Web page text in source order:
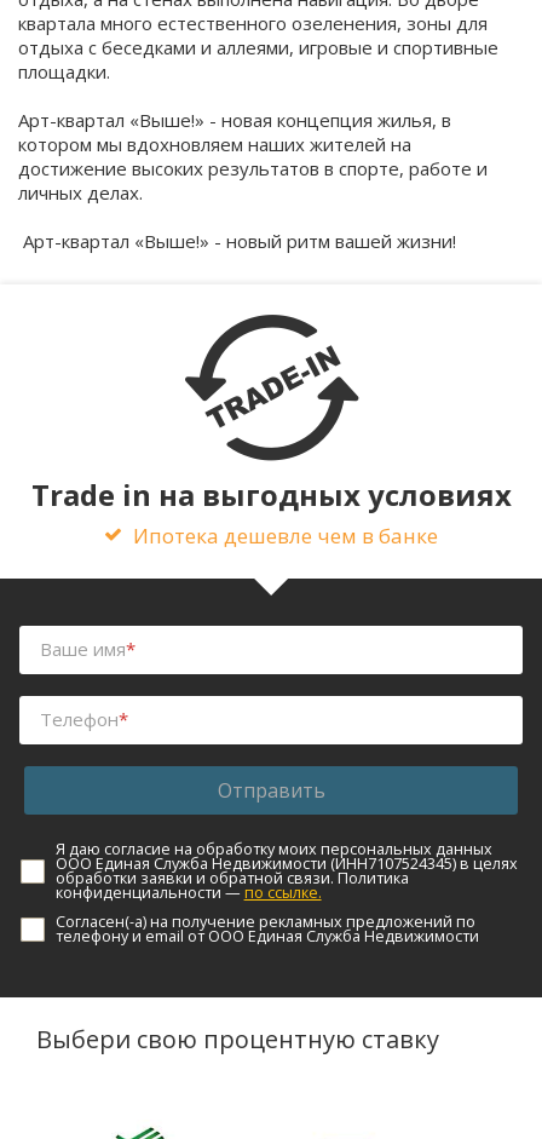
квартала много естественного озеленения, зоны для
отдыха с беседками и аллеями, игровые и спортивные
площадки.
Арт-квартал «Выше!» - новая концепция жилья, в
котором мы вдохновляем наших жителей на
достижение высоких результатов в спорте, работе и
личных делах.
Арт-квартал «Выше!» - новый ритм вашей жизни!
Trade in на выгодных условиях
Ипотека дешевле чем в банке
Ваше имя*
Телефон*
Отправить
Я даю согласие на обработку моих персональных данных
ООО Единая Служба Недвижимости (ИНН7107524345) в целях
обработки заявки и обратной связи. Политика
конфиденциальности — по ссылке.
Согласен(-а) на получение рекламных предложений по
телефону и email от ООО Единая Служба Недвижимости
Выбери свою процентную ставку